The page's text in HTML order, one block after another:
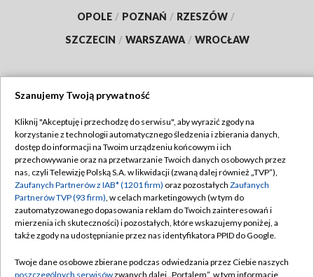
OPOLE / POZNAŃ / RZESZÓW /
SZCZECIN / WARSZAWA / WROCŁAW
TVP
Abonament TVP
Emisja w TVP
Centrum informacji TVP
Naziemna Telewizja Cyfrowa
Rada Programowa
Regulamin TVP
Polityka prywatności
Moje zgody
Pomoc
Szanujemy Twoją prywatność
Kliknij "Akceptuję i przechodzę do serwisu", aby wyrazić zgody na
korzystanie z technologii automatycznego śledzenia i zbierania danych,
dostęp do informacji na Twoim urządzeniu końcowym i ich
przechowywanie oraz na przetwarzanie Twoich danych osobowych przez
nas, czyli Telewizję Polską S.A. w likwidacji (zwaną dalej również „TVP”),
Zaufanych Partnerów z IAB* (1201 firm) oraz pozostałych Zaufanych
Partnerów TVP (93 firm), w celach marketingowych (w tym do
zautomatyzowanego dopasowania reklam do Twoich zainteresowań i
mierzenia ich skuteczności) i pozostałych, które wskazujemy poniżej, a
także zgody na udostępnianie przez nas identyfikatora PPID do Google.
Twoje dane osobowe zbierane podczas odwiedzania przez Ciebie naszych
poszczególnych serwisówzwanych dalej „Portalem”, w tym informacje